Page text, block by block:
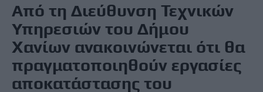
Από τη Διεύθυνση Τεχνικών
Υπηρεσιών του Δήμου
Χανίων ανακοινώνεται ότι θα
πραγματοποιηθούν εργασίες
αποκατάστασης του